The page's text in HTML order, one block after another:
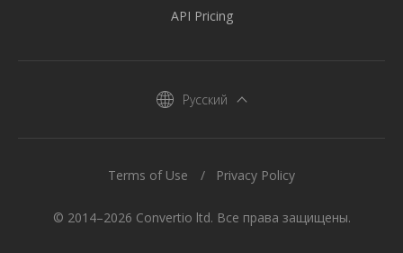
API Pricing
Русский
© 2014–2026 Convertio ltd. Все права защищены.
Terms of Use Privacy Policy